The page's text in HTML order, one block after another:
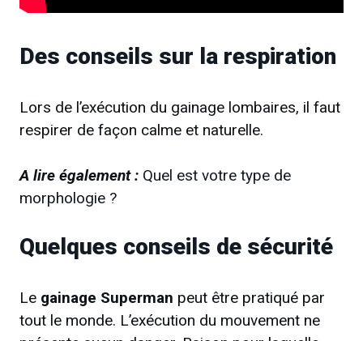
Des conseils sur la respiration
Lors de l’exécution du gainage lombaires, il faut
respirer de façon calme et naturelle.
A lire également : Quel est votre type de
morphologie ?
Quelques conseils de sécurité
Le gainage Superman peut être pratiqué par
tout le monde. L’exécution du mouvement ne